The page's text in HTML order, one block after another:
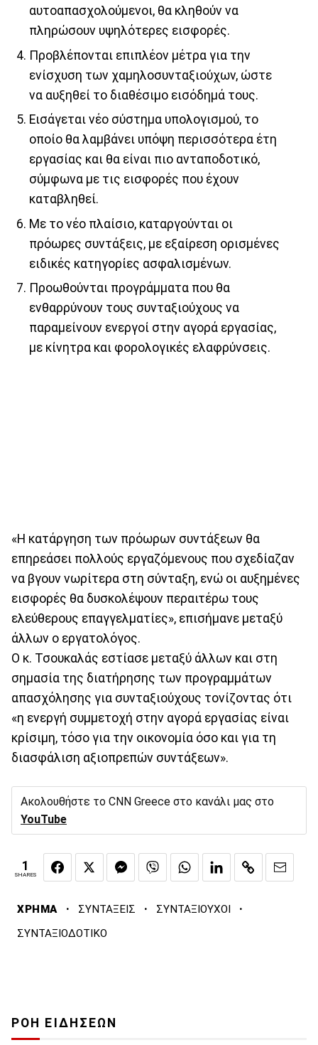
αυτοαπασχολούμενοι, θα κληθούν να
πληρώσουν υψηλότερες εισφορές.
Προβλέπονται επιπλέον μέτρα για την
ενίσχυση των χαμηλοσυνταξιούχων, ώστε
να αυξηθεί το διαθέσιμο εισόδημά τους.
Εισάγεται νέο σύστημα υπολογισμού, το
οποίο θα λαμβάνει υπόψη περισσότερα έτη
εργασίας και θα είναι πιο ανταποδοτικό,
σύμφωνα με τις εισφορές που έχουν
καταβληθεί.
Με το νέο πλαίσιο, καταργούνται οι
πρόωρες συντάξεις, με εξαίρεση ορισμένες
ειδικές κατηγορίες ασφαλισμένων.
Προωθούνται προγράμματα που θα
ενθαρρύνουν τους συνταξιούχους να
παραμείνουν ενεργοί στην αγορά εργασίας,
με κίνητρα και φορολογικές ελαφρύνσεις.
«Η κατάργηση των πρόωρων συντάξεων θα
επηρεάσει πολλούς εργαζόμενους που σχεδίαζαν
να βγουν νωρίτερα στη σύνταξη, ενώ οι αυξημένες
εισφορές θα δυσκολέψουν περαιτέρω τους
ελεύθερους επαγγελματίες», επισήμανε μεταξύ
άλλων ο εργατολόγος.
Ο κ. Τσουκαλάς εστίασε μεταξύ άλλων και στη
σημασία της διατήρησης των προγραμμάτων
απασχόλησης για συνταξιούχους τονίζοντας ότι
«η ενεργή συμμετοχή στην αγορά εργασίας είναι
κρίσιμη, τόσο για την οικονομία όσο και για τη
διασφάλιση αξιοπρεπών συντάξεων».
Ακολουθήστε το CNN Greece στο κανάλι μας στο
YouTube
1
SHARES
ΧΡΗΜΑ · ΣΥΝΤΑΞΕΙΣ · ΣΥΝΤΑΞΙΟΥΧΟΙ ·
ΣΥΝΤΑΞΙΟΔΟΤΙΚΟ
ΡΟΗ ΕΙΔΗΣΕΩΝ